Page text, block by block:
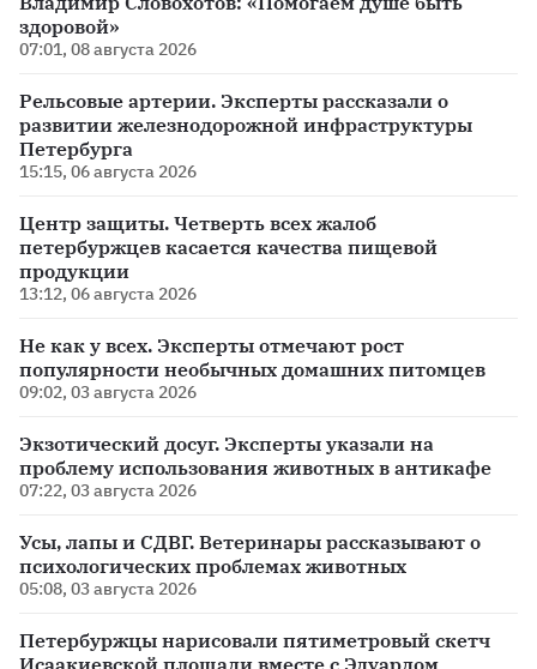
здоровой»
07:01, 08 августа 2026
Рельсовые артерии. Эксперты рассказали о
развитии железнодорожной инфраструктуры
Петербурга
15:15, 06 августа 2026
Центр защиты. Четверть всех жалоб
петербуржцев касается качества пищевой
продукции
13:12, 06 августа 2026
Не как у всех. Эксперты отмечают рост
популярности необычных домашних питомцев
09:02, 03 августа 2026
Экзотический досуг. Эксперты указали на
проблему использования животных в антикафе
07:22, 03 августа 2026
Усы, лапы и СДВГ. Ветеринары рассказывают о
психологических проблемах животных
05:08, 03 августа 2026
Петербуржцы нарисовали пятиметровый скетч
Исаакиевской площади вместе с Эдуардом